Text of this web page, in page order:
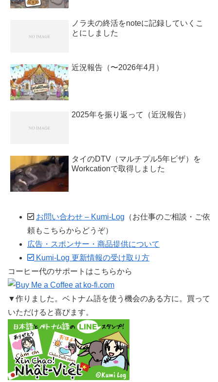
ノラ夫の終活をnoteに記録していくこ
とにしました
近況報告（〜2026年4月）
2025年を振り返って（近況報告）
タイのDTV（マルチプル5年ビザ）を
Workcationで取得しました
お問い合わせ – Kumi-Log （お仕事のご相談・ご依
頼もこちらからどうぞ）
広告・スポンサー・商品提供について
Kumi-Log 更新情報の受け取り方
コーヒー代のサポートはこちらから
▼作りました。ベトナム語を使う機会のある方に。買って
いただけると喜びます。